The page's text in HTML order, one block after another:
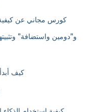
كورس مجاني عن كيفية
و”دومين واستضافة”
كيف